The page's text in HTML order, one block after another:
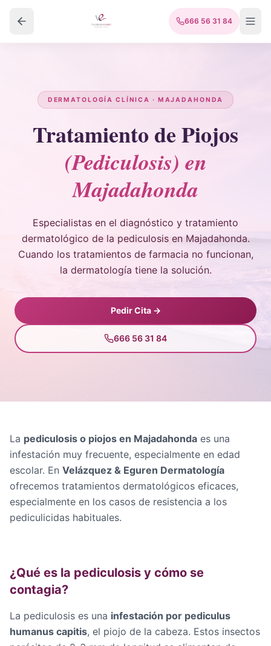
666 56 31 84
DERMATOLOGÍA CLÍNICA · MAJADAHONDA
Tratamiento de Piojos
(Pediculosis) en
Majadahonda
Especialistas en el diagnóstico y tratamiento
dermatológico de la pediculosis en Majadahonda.
Cuando los tratamientos de farmacia no funcionan,
la dermatología tiene la solución.
Pedir Cita →
666 56 31 84
La pediculosis o piojos en Majadahonda es una
infestación muy frecuente, especialmente en edad
escolar. En Velázquez & Eguren Dermatología
ofrecemos tratamientos dermatológicos eficaces,
especialmente en los casos de resistencia a los
pediculicidas habituales.
¿Qué es la pediculosis y cómo se
contagia?
La pediculosis es una infestación por pediculus
humanus capitis, el piojo de la cabeza. Estos insectos